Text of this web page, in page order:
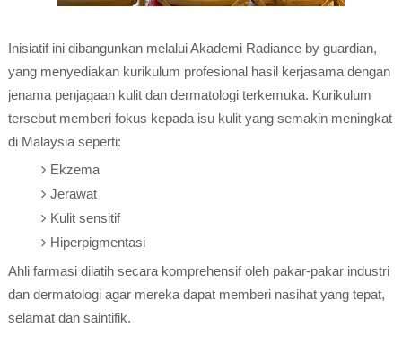
Inisiatif ini dibangunkan melalui Akademi Radiance by guardian,
yang menyediakan kurikulum profesional hasil kerjasama dengan
jenama penjagaan kulit dan dermatologi terkemuka. Kurikulum
tersebut memberi fokus kepada isu kulit yang semakin meningkat
di Malaysia seperti:
Ekzema
Jerawat
Kulit sensitif
Hiperpigmentasi
Ahli farmasi dilatih secara komprehensif oleh pakar-pakar industri
dan dermatologi agar mereka dapat memberi nasihat yang tepat,
selamat dan saintifik.